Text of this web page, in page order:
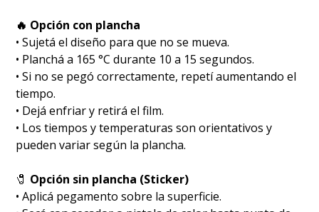
🔥 Opción con plancha
• Sujetá el diseño para que no se mueva.
• Planchá a 165 °C durante 10 a 15 segundos.
• Si no se pegó correctamente, repetí aumentando el
tiempo.
• Dejá enfriar y retirá el film.
• Los tiempos y temperaturas son orientativos y
pueden variar según la plancha.
🧷 Opción sin plancha (Sticker)
• Aplicá pegamento sobre la superficie.